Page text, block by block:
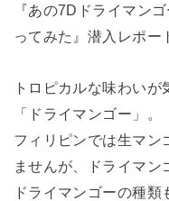
『あの7Dドライマン
ってみた』潜入レポ
トロピカルな味わい
「ドライマンゴー」。
フィリピンでは生マン
ませんが、ドライマン
ドライマンゴーの種